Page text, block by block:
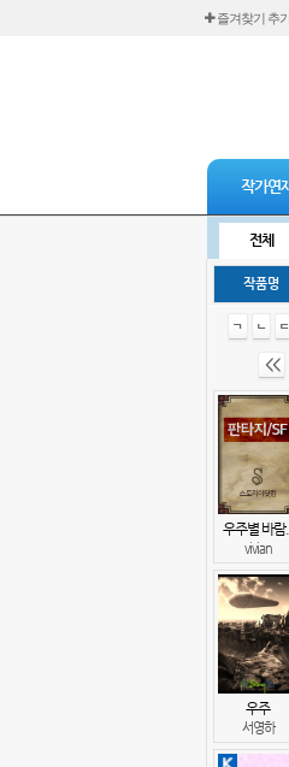
즐겨찾기 추
작가연
전체
작품명
ㄱ ㄴ ㄷ
<<
우주별 바람..
vivian
우주
서영하